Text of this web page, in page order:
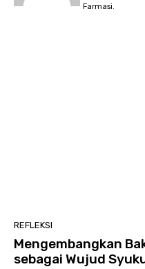
Farmasi.
REFLEKSI
Mengembangkan
sebagai Wujud